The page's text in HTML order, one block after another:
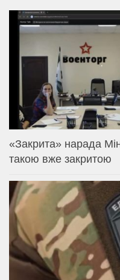
«Закрита» нарада
такою вже закритою